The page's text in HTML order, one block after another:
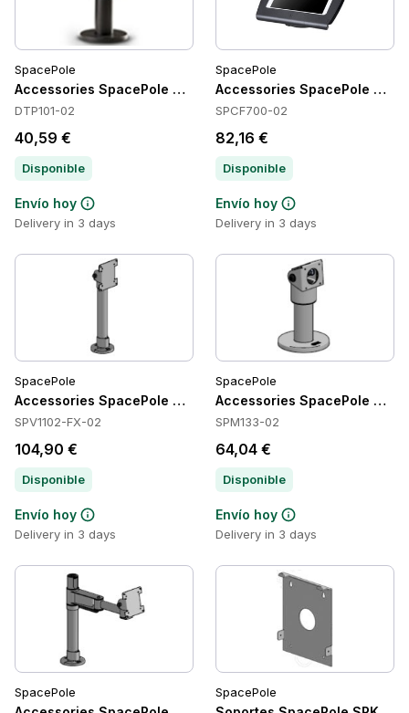
SpacePole
Accessories SpacePole DTP101-02
DTP101-02
40,59 €
Disponible
Envío hoy
Delivery in 3 days
SpacePole
Accessories SpacePole
SPCF700-02
82,16 €
Disponible
Envío hoy
Delivery in 3 days
SpacePole
Accessories SpacePole SPV1102-FX-02
SPV1102-FX-02
104,90 €
Disponible
Envío hoy
Delivery in 3 days
SpacePole
Accessories SpacePole
SPM133-02
64,04 €
Disponible
Envío hoy
Delivery in 3 days
SpacePole SpacePole